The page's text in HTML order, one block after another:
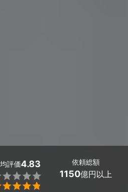
評価4.83
依頼総額
1150億円以上